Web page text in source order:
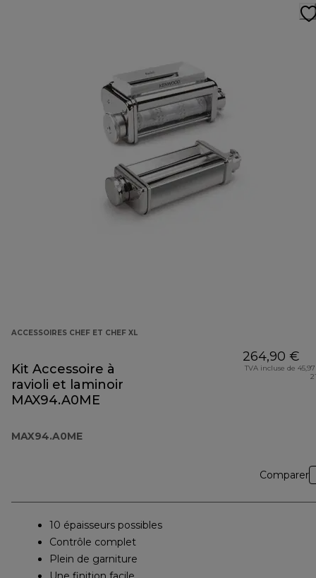
ACCESSOIRES CHEF ET CHEF XL
Kit Accessoire à
ravioli et laminoir
MAX94.A0ME
MAX94.A0ME
264,90 €
TVA incluse de
Comparer
10 épaisseurs possibles
Contrôle complet
Plein de garniture